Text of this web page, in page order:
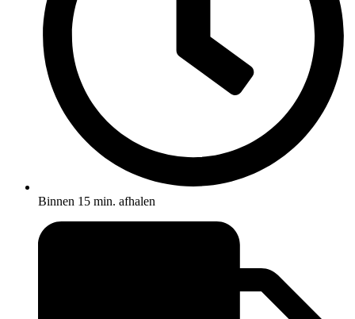
Binnen 15 min. afhalen